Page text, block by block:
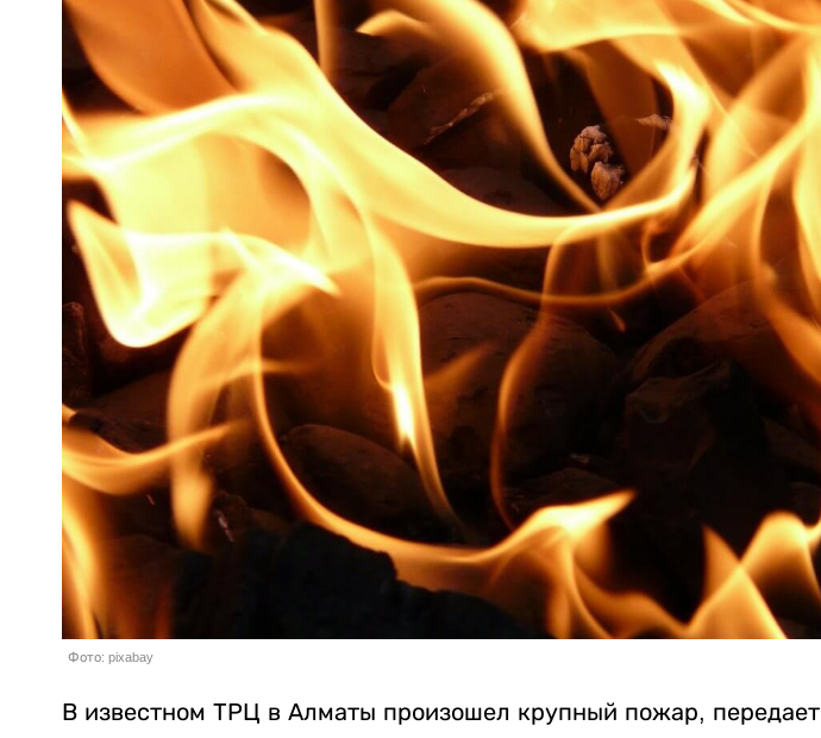
Фото: pixabay
В известном ТРЦ в Алматы произошел крупный пожар, передает